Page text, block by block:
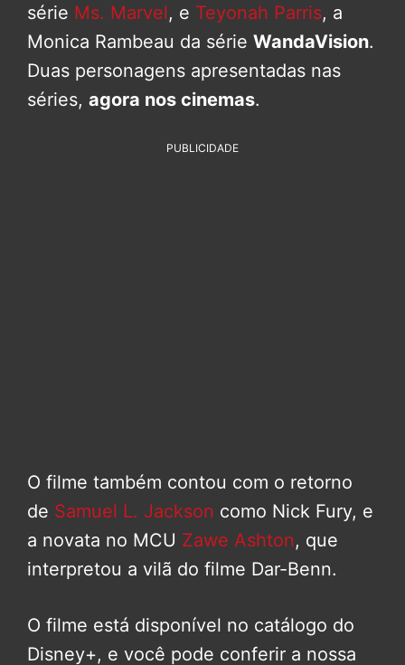
série Ms. Marvel, e Teyonah Parris, a
Monica Rambeau da série WandaVision.
Duas personagens apresentadas nas
séries, agora nos cinemas.
PUBLICIDADE
O filme também contou com o retorno
de Samuel L. Jackson como Nick Fury, e
a novata no MCU Zawe Ashton, que
interpretou a vilã do filme Dar-Benn.
O filme está disponível no catálogo do
Disney+, e você pode conferir a nossa